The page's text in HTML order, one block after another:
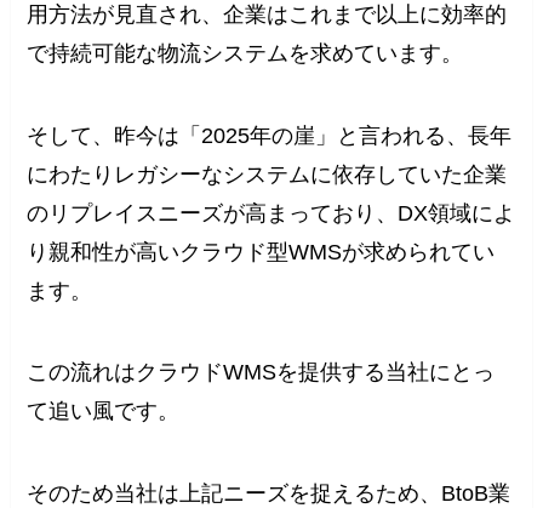
用方法が見直され、企業はこれまで以上に効率的
で持続可能な物流システムを求めています。
そして、昨今は「2025年の崖」と言われる、長年
にわたりレガシーなシステムに依存していた企業
のリプレイスニーズが高まっており、DX領域によ
り親和性が高いクラウド型WMSが求められてい
ます。
この流れはクラウドWMSを提供する当社にとっ
て追い風です。
そのため当社は上記ニーズを捉えるため、BtoB業